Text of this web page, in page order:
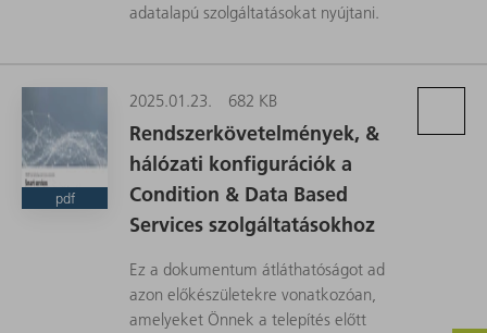
adatalapú szolgáltatásokat nyújtani.
pdf
2025.01.23. 682 KB
Rendszerkövetelmények, &
hálózati konfigurációk a
Condition & Data Based
Services szolgáltatásokhoz
Ez a dokumentum átláthatóságot ad
azon előkészületekre vonatkozóan,
amelyeket Önnek a telepítés előtt